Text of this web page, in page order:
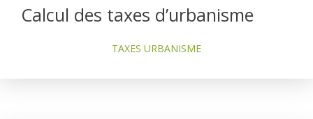
Calcul des taxes d’urbanisme
TAXES URBANISME